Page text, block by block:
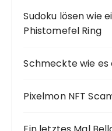
Sudoku lösen wie
Phistomefel Ring
Schmeckte wie es
Pixelmon NFT